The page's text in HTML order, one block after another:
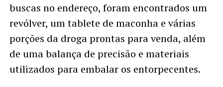
buscas no endereço, foram encontrados um
revólver, um tablete de maconha e várias
porções da droga prontas para venda, além
de uma balança de precisão e materiais
utilizados para embalar os entorpecentes.